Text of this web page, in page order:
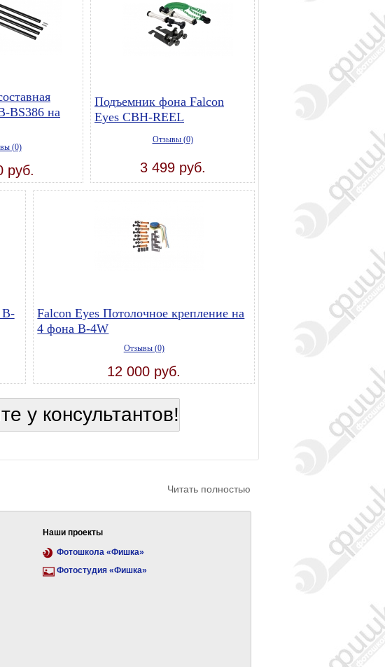
BS386 на
(0)
руб.
Подъемник фона Falcon
Eyes CBH-REEL
Отзывы (0)
3 499 руб.
B-
Falcon Eyes Потолочное крепление на
4 фона B-4W
Отзывы (0)
12 000 руб.
у консультантов!
Читать полностью
Наши проекты
Фотошкола «Фишка»
Фотостудия «Фишка»